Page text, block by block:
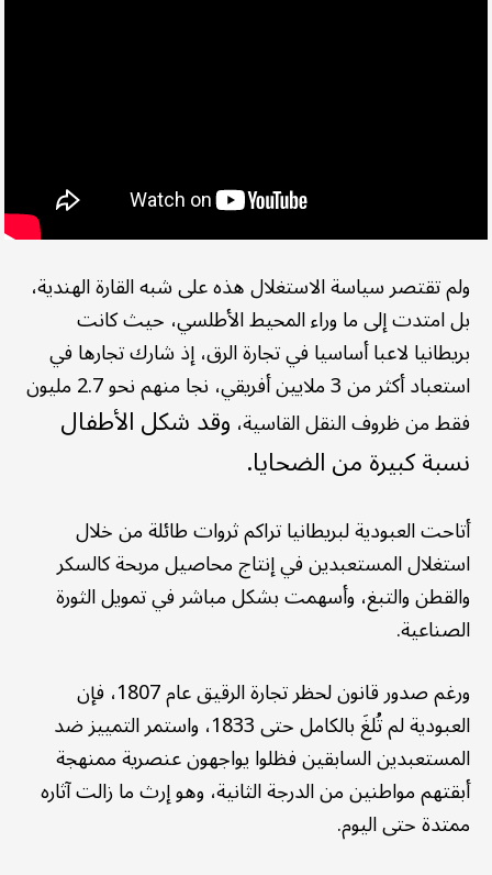
ولم تقتصر سياسة الاستغلال هذه على شبه القارة الهندية،
بل امتدت إلى ما وراء المحيط الأطلسي، حيث كانت
بريطانيا لاعبا أساسيا في تجارة الرق، إذ شارك تجارها في
استعباد أكثر من 3 ملايين أفريقي، نجا منهم نحو 2.7 مليون
فقط من ظروف النقل القاسية، وقد شكل الأطفال
نسبة كبيرة من الضحايا.
أتاحت العبودية لبريطانيا تراكم ثروات طائلة من خلال
استغلال المستعبدين في إنتاج محاصيل مربحة كالسكر
والقطن والتبغ، وأسهمت بشكل مباشر في تمويل الثورة
الصناعية.
ورغم صدور قانون لحظر تجارة الرقيق عام 1807، فإن
العبودية لم تُلغَ بالكامل حتى 1833، واستمر التمييز ضد
المستعبدين السابقين فظلوا يواجهون عنصرية ممنهجة
أبقتهم مواطنين من الدرجة الثانية، وهو إرث ما زالت آثاره
ممتدة حتى اليوم.